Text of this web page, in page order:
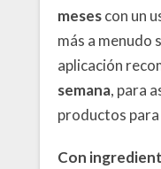
mesescon un
más a menudo
aplicación
semana, para
productos para
Con